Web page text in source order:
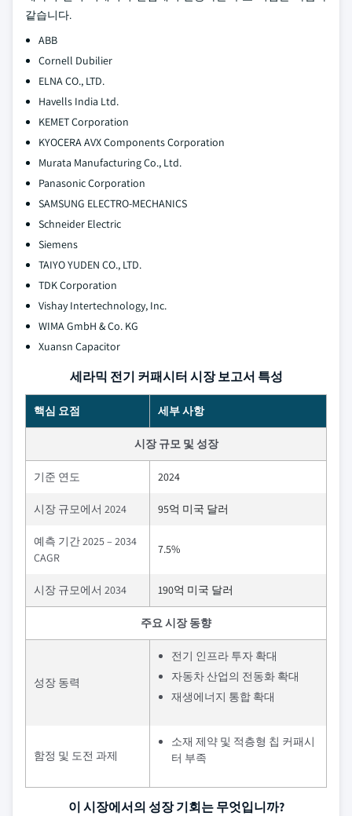
같습니다.
ABB
Cornell Dubilier
ELNA CO., LTD.
Havells India Ltd.
KEMET Corporation
KYOCERA AVX Components Corporation
Murata Manufacturing Co., Ltd.
Panasonic Corporation
SAMSUNG ELECTRO-MECHANICS
Schneider Electric
Siemens
TAIYO YUDEN CO., LTD.
TDK Corporation
Vishay Intertechnology, Inc.
WIMA GmbH & Co. KG
Xuansn Capacitor
세라믹 전기 커패시터 시장 보고서 특성
핵심 요점 세부 사항
시장 규모 및 성장
기준 연도 2024
시장 규모에서 2024 95억 미국 달러
예측 기간 2025 – 2034
CAGR
7.5%
시장 규모에서 2034 190억 미국 달러
주요 시장 동향
성장 동력
전기 인프라 투자 확대
자동차 산업의 전동화 확대
재생에너지 통합 확대
함정 및 도전 과제
소재 제약 및 적층형 칩 커패시
터 부족
이 시장에서의 성장 기회는 무엇입니까?